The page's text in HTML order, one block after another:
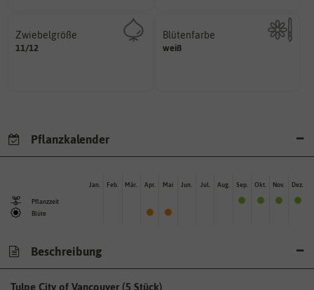
Zwiebelgröße
11/12
ersten und zweiten Wert
variieren. Blütenfarbe
weiß
Kann auch mehrfarbig sein.
Pflanzkalender
Pflanzzeit
Blüte
Jan. Feb. Mär. Apr. Mai Jun. Jul. Aug. Sep. Okt. Nov. Dez.
Beschreibung
Tulpe City of Vancouver (5 Stück)